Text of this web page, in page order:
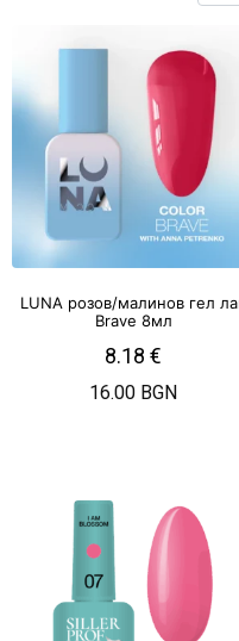
LUNA розов/малинов гел
Brave 8мл
8.18 €
16.00 BGN